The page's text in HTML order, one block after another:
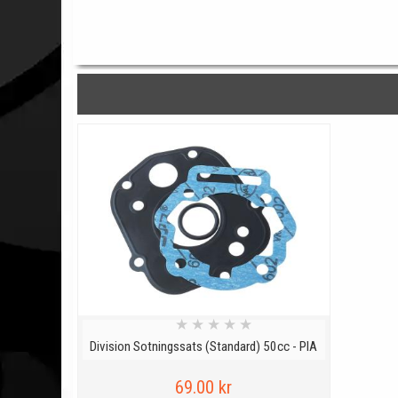
Division Sotningssats (Standard) 50cc - PIA
★ ★ ★ ★ ★
69.00 kr